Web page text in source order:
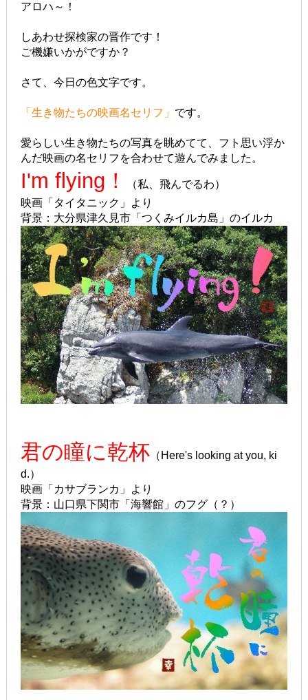
アロハ～！
しあわせ探検家の晋作です！
ご機嫌いかがですか？
さて、今日の色文字です。
「生き物たちの映画名セリフ」 です。
愛らしい生き物たちの写真を眺めてて、フト思い浮か
んだ映画の名セリフを合わせて遊んでみました。
I'm flying！
（私、飛んでるわ）
映画「タイタニック」より
背景：大分県津久見市「つくみイルカ島」のイルカ
君の瞳に乾杯（Here's looking at you, ki
d.）
映画「カサブランカ」より
背景：山口県下関市「海響館」のフグ（？）